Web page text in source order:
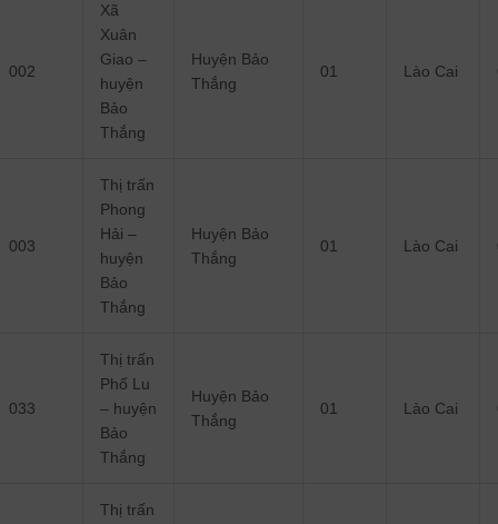
002
Xã
Xuân
Giao –
huyện
Bảo
Thắng
Huyện Bảo
Thắng
01 Lào Cai
003
Thị trấn
Phong
Hải –
huyện
Bảo
Thắng
Huyện Bảo
Thắng
01 Lào Cai
033
Thị trấn
Phố Lu
– huyện
Bảo
Thắng
Huyện Bảo
Thắng
01 Lào Cai
Thị trấn